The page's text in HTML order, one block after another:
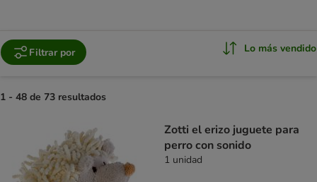
Filtrar por Lo más vendido
1 - 48 de 73 resultados
Zotti el erizo juguete para
perro con sonido
1 unidad